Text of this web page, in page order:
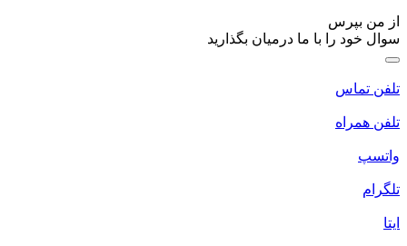
از من بپرس
سوال خود را با ما درمیان بگذارید
تلفن تماس
تلفن همراه
واتسپ
تلگرام
ایتا